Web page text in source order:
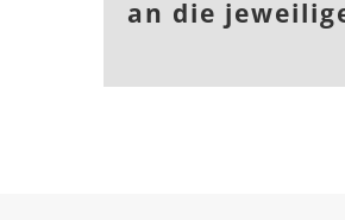
an die